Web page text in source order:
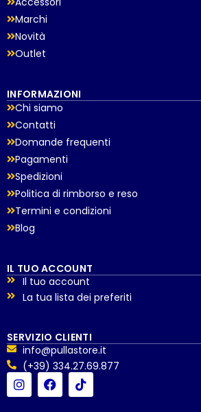
Marchi
Novità
Outlet
INFORMAZIONI
Chi siamo
Contatti
Domande frequenti
Pagamenti
Spedizioni
Politica di rimborso e reso
Termini e condizioni
Blog
IL TUO ACCOUNT
Il tuo account
La tua lista dei preferiti
SERVIZIO CLIENTI
info@pullastore.it
(+39) 334.27.69.877